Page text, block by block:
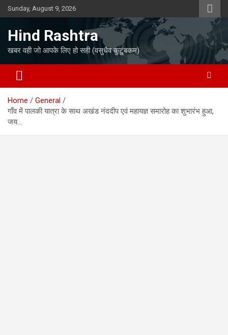
Skip
to
Sunday, August 9, 2026
Hind Rashtra
खबर वही जो आपके लिए हो सही (वसुधैव कुटुंबकम)
Home
General
गाँव में पालकी यात्रा के साथ अखंड नंददीप एवं महायज्ञ समारोह का शुभारंभ हुआ,
जय…